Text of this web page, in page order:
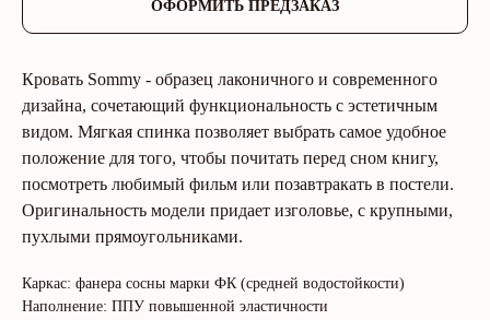
ОФОРМИТЬ ПРЕДЗАКАЗ
Кровать Sommy - образец лаконичного и современного
дизайна, сочетающий функциональность с эстетичным
видом. Мягкая спинка позволяет выбрать самое удобное
положение для того, чтобы почитать перед сном книгу,
посмотреть любимый фильм или позавтракать в постели.
Оригинальность модели придает изголовье, с крупными,
пухлыми прямоугольниками.
Каркас: фанера сосны марки ФК (средней водостойкости)
Наполнение: ППУ повышенной эластичности